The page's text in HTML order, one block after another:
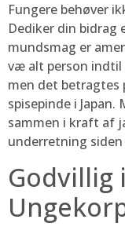
Fungere behøver
Dediker din bidrag
mundsmag er
væ alt person indtil
men det
spisepinde i
sammen i kraft af
underretning
Godvillig